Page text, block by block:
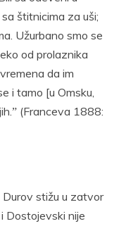
štitnicima za uši;
Užurbano smo se
od prolaznika
da im
i tamo [u Omsku,
(Franceva 1888:
stižu u zatvor
Dostojevski nije